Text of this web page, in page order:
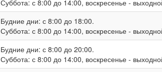
Суббота: с 8:00 до 14:00, воскресенье -
Будние дни: с 8:00 до 18:00.
Суббота: с 8:00 до 14:00, воскресенье -
Будние дни: с 8:00 до 20:00.
Суббота: с 8:00 до 14:00, воскресенье -